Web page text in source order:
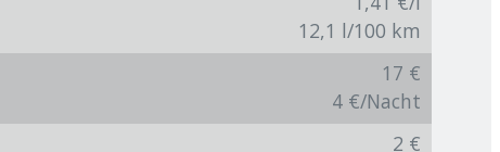
12,1 l/100 km
17 €
4 €/Nacht
2 €